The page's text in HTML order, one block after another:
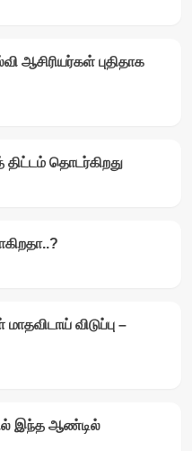
ஆசிரியர்கள் புதிதாக
திட்டம் தொடர்கிறது
விடுப்பு –
இந்த ஆண்டில்